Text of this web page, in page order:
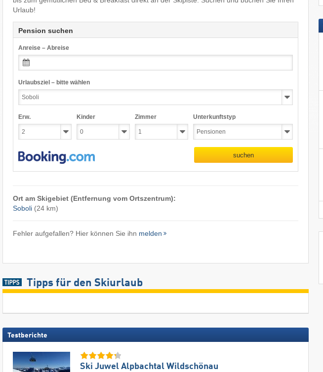
Urlaub!
Pension suchen
Anreise – Abreise
Urlaubsziel – bitte wählen
Erw. Kinder Zimmer Unterkunftstyp
suchen
Ort am Skigebiet (Entfernung vom Ortszentrum):
Soboli(24 km)
Fehler aufgefallen? Hier können Sie ihn melden
Tipps für den Skiurlaub
Testberichte
Ski Juwel Alpbachtal Wildschönau